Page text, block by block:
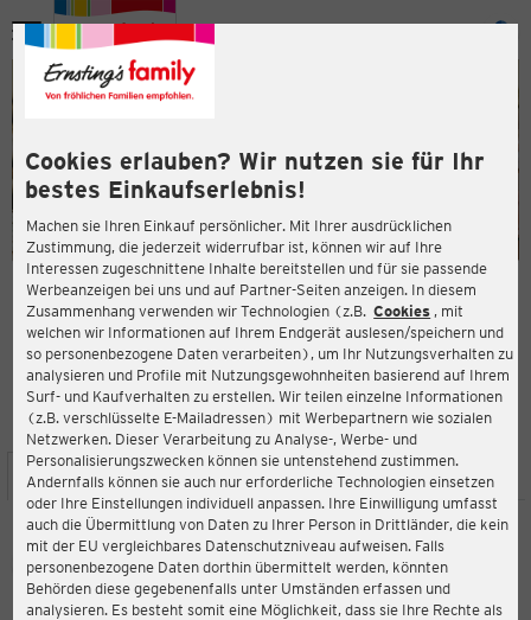
Cookies erlauben? Wir nutzen sie für Ihr
bestes Einkaufserlebnis!
Machen sie Ihren Einkauf persönlicher. Mit Ihrer ausdrücklichen
Zustimmung, die jederzeit widerrufbar ist, können wir auf Ihre
Interessen zugeschnittene Inhalte bereitstellen und für sie passende
Werbeanzeigen bei uns und auf Partner-Seiten anzeigen. In diesem
Zusammenhang verwenden wir Technologien (z.B. Cookies , mit
welchen wir Informationen auf Ihrem Endgerät auslesen/speichern und
so personenbezogene Daten verarbeiten), um Ihr Nutzungsverhalten zu
analysieren und Profile mit Nutzungsgewohnheiten basierend auf Ihrem
Surf- und Kaufverhalten zu erstellen. Wir teilen einzelne Informationen
(z.B. verschlüsselte E-Mailadressen) mit Werbepartnern wie sozialen
Netzwerken. Dieser Verarbeitung zu Analyse-, Werbe- und
Personalisierungszwecken können sie untenstehend zustimmen.
Andernfalls können sie auch nur erforderliche Technologien einsetzen
oder Ihre Einstellungen individuell anpassen. Ihre Einwilligung umfasst
auch die Übermittlung von Daten zu Ihrer Person in Drittländer, die kein
mit der EU vergleichbares Datenschutzniveau aufweisen. Falls
personenbezogene Daten dorthin übermittelt werden, könnten
Behörden diese gegebenenfalls unter Umständen erfassen und
analysieren. Es besteht somit eine Möglichkeit, dass sie Ihre Rechte als
Menü
ERNSTING'S FAMILY FILIALE
Kallenfelser Straße 34
55606 Kirn
4,9
Bewertung:
STANDORT SERVICES SORTIMENT AKTIONEN
Ernsting's family
Kallenfelser Straße 34, 55606 Kirn